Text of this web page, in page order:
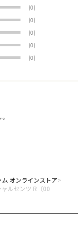
(0)
(0)
(0)
(0)
(0)
オンラインストア
ルセンツ R（00